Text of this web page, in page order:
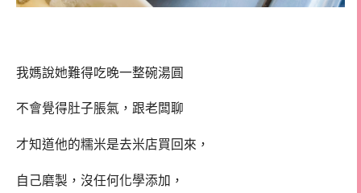
我媽說她難得吃晚一整碗湯圓
不會覺得肚子脹氣，跟老闆聊
才知道他的糯米是去米店買回來，
自己磨製，沒任何化學添加，